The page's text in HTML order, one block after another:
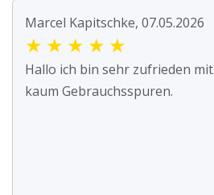
Marcel Kapitschke, 07.05.2026
★ ★ ★ ★ ★
Hallo ich bin sehr zufrieden mit
kaum Gebrauchsspuren.